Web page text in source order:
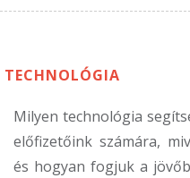
TECHNOLÓGIA
Milyen technológia
előfizetőink számára,
és hogyan fogjuk a